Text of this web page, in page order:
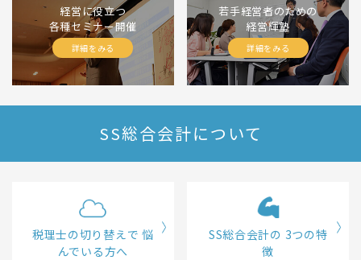
経営に役立つ
各種セミナー開催
詳細をみる
若手経営者のための
経営輝塾
詳細をみる
SS総合会計について
税理士の切り替えで 悩
んでいる方へ
SS総合会計の 3つの特
徴